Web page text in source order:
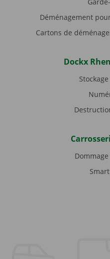
Déménagement
Cartons de
Dockx